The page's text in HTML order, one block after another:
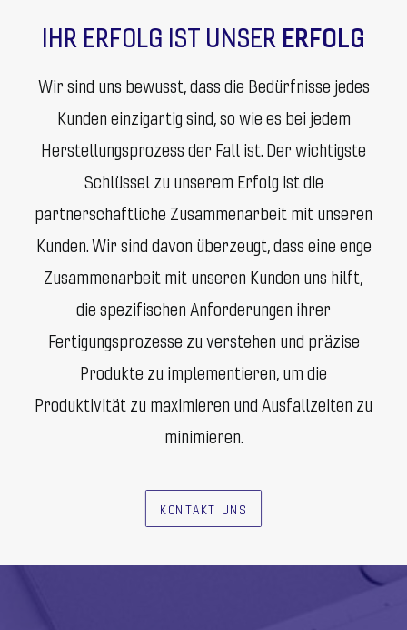
IHR ERFOLG IST UNSER ERFOLG
Wir sind uns bewusst, dass die Bedürfnisse jedes
Kunden einzigartig sind, so wie es bei jedem
Herstellungsprozess der Fall ist. Der wichtigste
Schlüssel zu unserem Erfolg ist die
partnerschaftliche Zusammenarbeit mit unseren
Kunden. Wir sind davon überzeugt, dass eine enge
Zusammenarbeit mit unseren Kunden uns hilft,
die spezifischen Anforderungen ihrer
Fertigungsprozesse zu verstehen und präzise
Produkte zu implementieren, um die
Produktivität zu maximieren und Ausfallzeiten zu
minimieren.
KONTAKT UNS